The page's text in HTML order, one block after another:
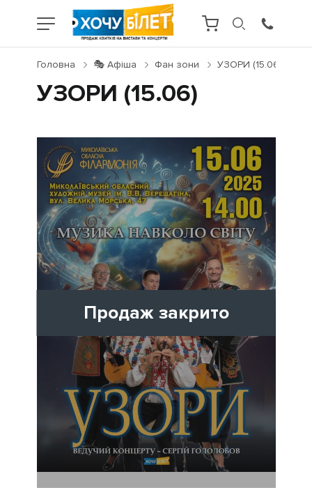
Головна 🎭 Афіша Фан зони УЗОРИ (15.06)
УЗОРИ (15.06)
Продаж закрито